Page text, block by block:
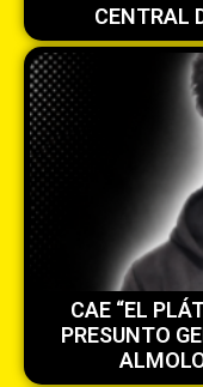
CENTRAL
CAE “EL
PRESUNTO